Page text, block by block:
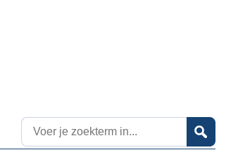
Zoekresultaten